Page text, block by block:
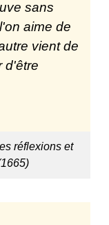
sans
aime de
vient de
d'être
réflexions et